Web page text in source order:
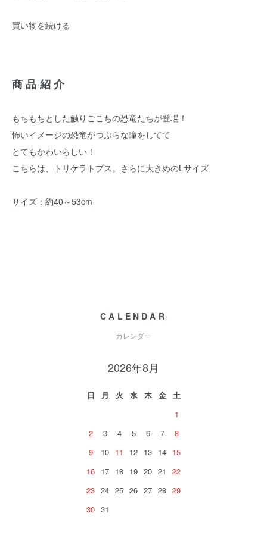
買い物を続ける
商品紹介
もちもちとした触りごこちの恐竜たちが登場！
怖いイメージの恐竜がつぶらな瞳をしてて
とてもかわいらしい！
こちらは、トリケラトプス。さらに大きめのLサイズ
サイズ：約40～53cm
CALENDAR
カレンダー
2026年8月
日 月 火 水 木 金
土
1
2
3 4 5 6 7
8
9
10 11 12 13 14 15
16 17 18 19 20 21
22
23 24 25 26 27 28 29
30 31